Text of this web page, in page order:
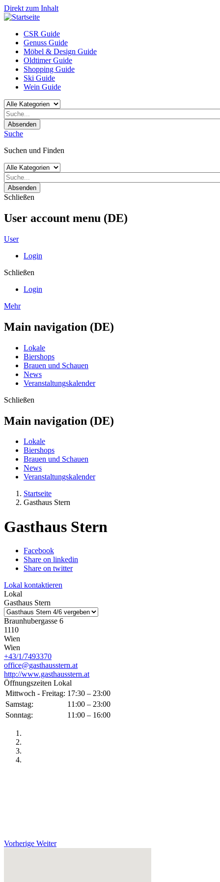
Direkt zum Inhalt
CSR Guide
Genuss Guide
Möbel & Design Guide
Oldtimer Guide
Shopping Guide
Ski Guide
Wein Guide
Absenden
Suche
Suchen und Finden
Absenden
Schließen
User account menu (DE)
User
Login
Schließen
Login
Mehr
Main navigation (DE)
Lokale
Biershops
Brauen und Schauen
News
Veranstaltungskalender
Schließen
Main navigation (DE)
Lokale
Biershops
Brauen und Schauen
News
Veranstaltungskalender
Startseite
Gasthaus Stern
Gasthaus Stern
Facebook
Share on linkedin
Share on twitter
Lokal kontaktieren
Lokal
Gasthaus Stern
Braunhubergasse 6
1110
Wien
Wien
+43/1/7493370
office@gasthausstern.at
http://www.gasthausstern.at
Öffnungszeiten Lokal
Mittwoch - Freitag: 17:30 – 23:00
Samstag:
11:00 – 23:00
Sonntag:
11:00 – 16:00
Vorherige Weiter